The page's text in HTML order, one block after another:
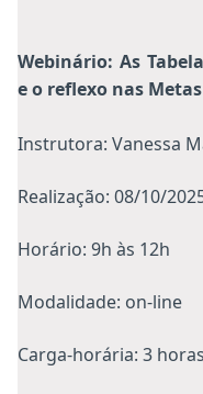
Webinário: As
e o reflexo nas
Instrutora: Vanessa
Realização: 08/10/
Horário: 9h às 12h
Modalidade: on-line
Carga-horária: 3